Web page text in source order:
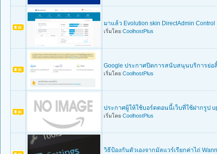
มาแล้ว Evolution skin DirectAdmin Control
เริ่มโดย CoolhostPlus
Google ประกาศปิดการสนับสนุนบริการย่อ
เริ่มโดย CoolhostPlus
ประกาศผู้ให้ใช้บอร์ดตอนนี้เว็บที่ใช้ฝากรูป
เริ่มโดย CoolhostPlus
วิธีป้องกันตัวเองจากมัลแวร์เรียกค่าไถ่